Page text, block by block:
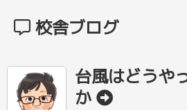
校舎ブログ
台風はどうや
か